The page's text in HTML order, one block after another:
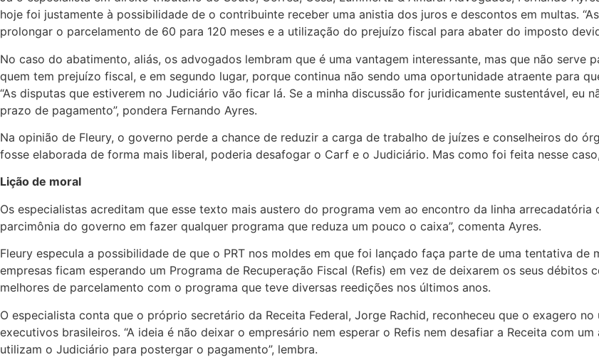
hoje foi justamente à possibilidade de o contribuinte receber uma anistia dos juros e descontos em multas.
prolongar o parcelamento de 60 para 120 meses e a utilização do prejuízo fiscal para abater do imposto
No caso do abatimento, aliás, os advogados lembram que é uma vantagem interessante, mas que não serve
quem tem prejuízo fiscal, e em segundo lugar, porque continua não sendo uma oportunidade atraente para
“As disputas que estiverem no Judiciário vão ficar lá. Se a minha discussão for juridicamente sustentável,
prazo de pagamento”, pondera Fernando Ayres.
Na opinião de Fleury, o governo perde a chance de reduzir a carga de trabalho de juízes e conselheiros do
fosse elaborada de forma mais liberal, poderia desafogar o Carf e o Judiciário. Mas como foi feita nesse
Lição de moral
Os especialistas acreditam que esse texto mais austero do programa vem ao encontro da linha
parcimônia do governo em fazer qualquer programa que reduza um pouco o caixa”, comenta Ayres.
Fleury especula a possibilidade de que o PRT nos moldes em que foi lançado faça parte de uma tentativa
empresas ficam esperando um Programa de Recuperação Fiscal (Refis) em vez de deixarem os seus
melhores de parcelamento com o programa que teve diversas reedições nos últimos anos.
O especialista conta que o próprio secretário da Receita Federal, Jorge Rachid, reconheceu que o exagero
executivos brasileiros. “A ideia é não deixar o empresário nem esperar o Refis nem desafiar a Receita com
utilizam o Judiciário para postergar o pagamento”, lembra.